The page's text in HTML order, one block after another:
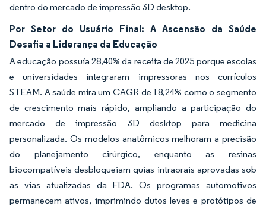
dentro do mercado de impressão 3D desktop.
Por Setor do Usuário Final: A Ascensão da Saúde
Desafia a Liderança da Educação
A educação possuía 28,40% da receita de 2025 porque escolas
e universidades integraram impressoras nos currículos
STEAM. A saúde mira um CAGR de 18,24% como o segmento
de crescimento mais rápido, ampliando a participação do
mercado de impressão 3D desktop para medicina
personalizada. Os modelos anatômicos melhoram a precisão
do planejamento cirúrgico, enquanto as resinas
biocompatíveis desbloqueiam guias intraorais aprovadas sob
as vias atualizadas da FDA. Os programas automotivos
permanecem ativos, imprimindo dutos leves e protótipos de